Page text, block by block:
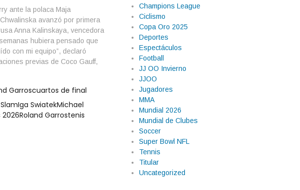
ante la polaca Maja
avanzó por primera
Anna Kalinskaya, vencedora
hubiera pensado que
con mi equipo”, declaró
previas de Coco Gauff,
Garroscuartos de final
Iga SwiatekMichael
2026Roland Garrostenis
Champions League
Ciclismo
Copa Oro 2025
Deportes
Espectáculos
Football
JJ OO Invierno
JJOO
Jugadores
MMA
Mundial 2026
Mundial de Clubes
Soccer
Super Bowl NFL
Tennis
Titular
Uncategorized